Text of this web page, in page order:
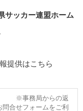
サッカー連盟ホーム
提供はこちら